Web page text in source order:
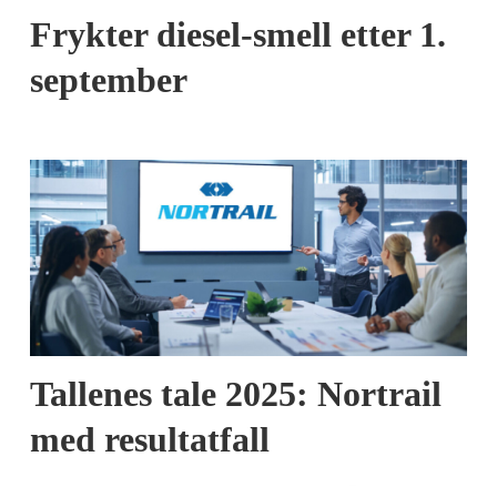
Frykter diesel-smell etter 1.
september
Tallenes tale 2025: Nortrail
med resultatfall